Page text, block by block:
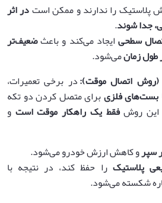
را ندارند و ممکن استدر اثر
جدا شوند.
سطحیایجاد می‌کند و باعثضعیف‌تر
زمانمی‌شود.
(روش اتصال موقت):در برخی تعمیرات،
بست‌های فلزیبرای متصل کردن دو تکه
این روشفقط یک راهکار موقت است و
سپرو کاهش ارزش خودرو می‌شود.
پلاستیک را حفظ کند، در نتیجه با
شکسته می‌شود.